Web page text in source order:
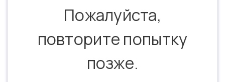
Пожалуйста,
повторите попытку
позже.